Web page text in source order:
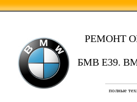
РЕМОНТ
БМВ Е39.
полные